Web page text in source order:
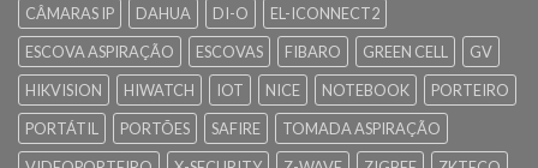
CÂMARAS IP
DAHUA DI-O
EL-ICONNECT2
ESCOVA ASPIRAÇÃO
ESCOVAS FIBARO GREEN CELL
GV
HIKVISION
HIWATCH IOT NICE NOTEBOOK
PORTEIRO
PORTÁTIL
PORTÕES SAFIRE
TOMADA ASPIRAÇÃO